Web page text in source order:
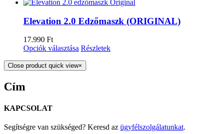
Elevation 2.0 Edzőmaszk (ORIGINAL)
17.990 Ft
Opciók választása Részletek
Close product quick view×
Cím
KAPCSOLAT
Segítségre van szükséged? Keresd az ügyfélszolgálatunkat.